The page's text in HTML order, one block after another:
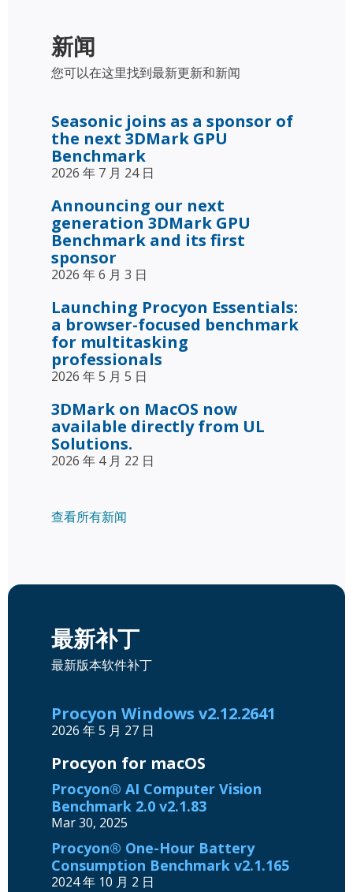
新闻
您可以在这里找到最新更新和新闻
Seasonic joins as a sponsor of
the next 3DMark GPU
Benchmark
2026 年 7 月 24 日
Announcing our next
generation 3DMark GPU
Benchmark and its first
sponsor
2026 年 6 月 3 日
Launching Procyon Essentials:
a browser-focused benchmark
for multitasking
professionals
2026 年 5 月 5 日
3DMark on MacOS now
available directly from UL
Solutions.
2026 年 4 月 22 日
查看所有新闻
最新补丁
最新版本软件补丁
Procyon Windows v2.12.2641
2026 年 5 月 27 日
Procyon for macOS
Procyon® AI Computer Vision
Benchmark 2.0 v2.1.83
Mar 30, 2025
Procyon® One-Hour Battery
Consumption Benchmark v2.1.165
2024 年 10 月 2 日